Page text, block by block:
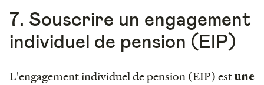
7. Souscrire un engagement
individuel de pension (EIP)
L'engagement individuel de pension (EIP) estune